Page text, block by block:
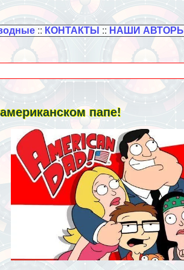
:: КОНТАКТЫ :: НАШИ АВТОРЫ
папе!